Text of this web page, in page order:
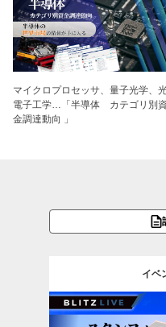
マイクロプロセッサ、量子光学、
電子工学…「半導体 カテゴリ別
金調達動向 」
イベ